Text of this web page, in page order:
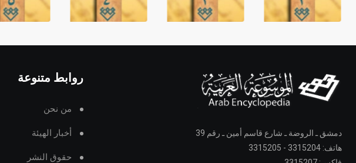
دمشق ـ الروضة ـ شارع قاسم أمين ـ رقم 39
هاتف: 3315204 - 3315205
روابط متنوعة
من نحن
أخبار الهيئة
حقوق النشر